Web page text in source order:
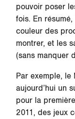
pouvoir poser
fois. En
couleur des
montrer, et les
(sans manquer
Par exemple, le
aujourd’hui un
pour la
2011, des jeux